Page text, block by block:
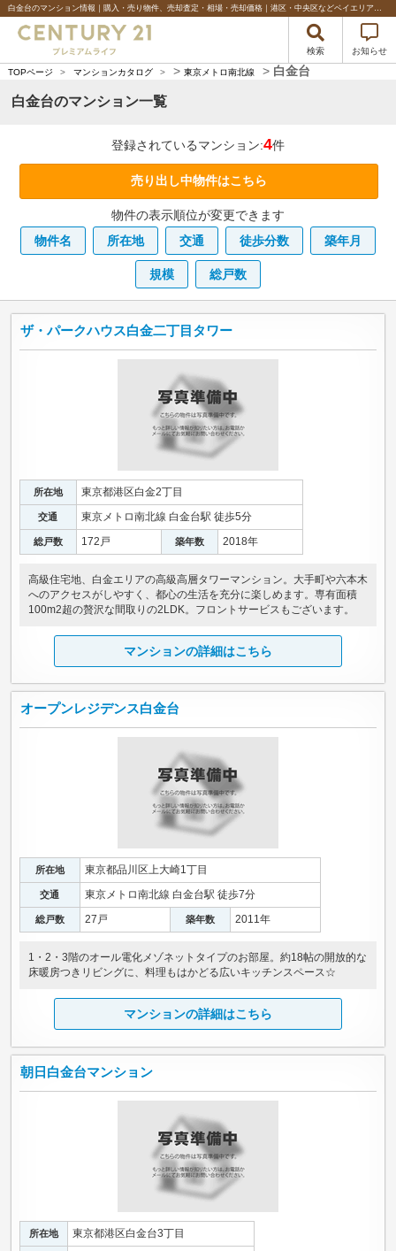
白金台のマンション情報｜購入・売り物件、売却査定・相場・売却価格｜港区・中央区などベイエリアの不動産のことならセンチュリー21プレミアムライフ
検索 お知らせ
TOPページ > マンションカタログ > > 東京メトロ南北線 > 白金台
白金台のマンション一覧
登録されているマンション:4件
売り出し中物件はこちら
物件の表示順位が変更できます
物件名
所在地 交通 徒歩分数 築年月
規模 総戸数
ザ・パークハウス白金二丁目タワー
所在地 東京都港区白金2丁目
交通 東京メトロ南北線 白金台駅 徒歩5分
総戸数 172戸 築年数 2018年
高級住宅地、白金エリアの高級高層タワーマンション。大手町や六本木
へのアクセスがしやすく、都心の生活を充分に楽しめます。専有面積
100m2超の贅沢な間取りの2LDK。フロントサービスもございます。
マンションの詳細はこちら
オープンレジデンス白金台
所在地 東京都品川区上大崎1丁目
交通 東京メトロ南北線 白金台駅 徒歩7分
総戸数 27戸 築年数 2011年
1・2・3階のオール電化メゾネットタイプのお部屋。約18帖の開放的な
床暖房つきリビングに、料理もはかどる広いキッチンスペース☆
マンションの詳細はこちら
朝日白金台マンション
所在地 東京都港区白金台3丁目